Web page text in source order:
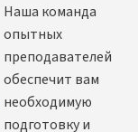
Наша команда
опытных
преподавателей
обеспечит вам
необходимую
подготовку и